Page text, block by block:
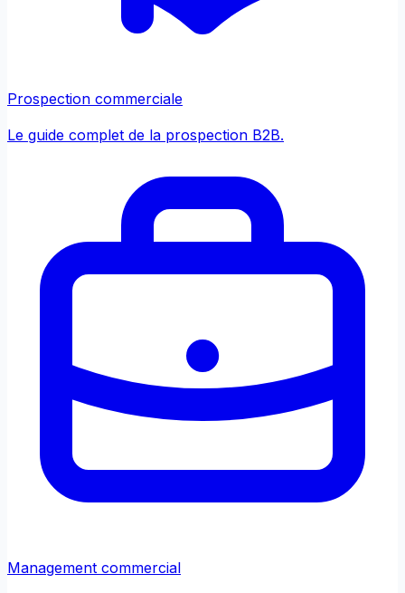
Prospection commerciale
Le guide complet de la prospection B2B.
Management commercial